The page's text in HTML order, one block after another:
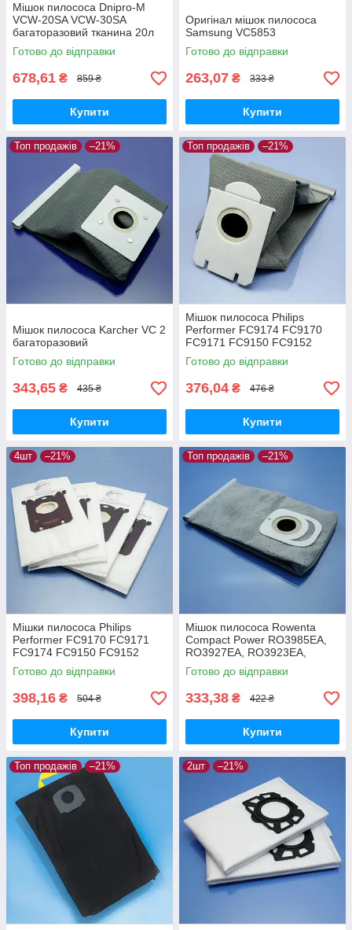
Мішок пилососа Dnipro-M
VCW-20SA VCW-30SA
багаторазовий тканина 20л
Готово до відправки
678,61 ₴ 859 ₴
Купити
Оригінал мішок пилососа
Samsung VC5853
Готово до відправки
263,07 ₴ 333 ₴
Купити
Топ продажів –21%
Мішок пилососа Karcher VC 2
багаторазовий
Готово до відправки
343,65 ₴ 435 ₴
Купити
Топ продажів –21%
Мішок пилососа Philips
Performer FC9174 FC9170
FC9171 FC9150 FC9152
FC9160 FC9162 FC9166
FC9173 FC9175 FC9176
багаторазовий
Готово до відправки
376,04 ₴ 476 ₴
Купити
4шт –21%
Мішки пилососа Philips
Performer FC9170 FC9171
FC9174 FC9150 FC9152
FC9160 FC9162 FC9166
FC9173 FC9175 FC9176
одноразові 4шт
Готово до відправки
398,16 ₴ 504 ₴
Купити
Топ продажів –21%
Мішок пилососа Rowenta
Compact Power RO3985EA,
RO3927EA, RO3923EA,
RO3953EA, RO3969EA
багаторазовий
Готово до відправки
333,38 ₴ 422 ₴
Купити
Топ продажів –21% 2шт –21%